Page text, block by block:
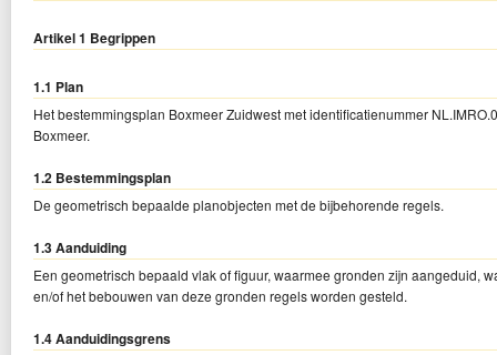
Artikel 1 Begrippen
1.1 Plan
Het bestemmingsplan Boxmeer Zuidwest met identificatienummer
Boxmeer.
1.2 Bestemmingsplan
De geometrisch bepaalde planobjecten met de bijbehorende regels.
1.3 Aanduiding
Een geometrisch bepaald vlak of figuur, waarmee gronden zijn aangeduid,
en/of het bebouwen van deze gronden regels worden gesteld.
1.4 Aanduidingsgrens